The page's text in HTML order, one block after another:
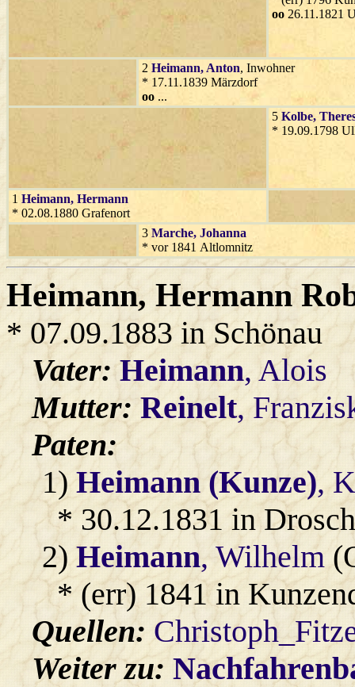
oo 26.11.1821
2 Heimann, Anton, Inwohner
* 17.11.1839 Märzdorf
oo ...
5 Kolbe,
* 19.09.1798
1 Heimann, Hermann
* 02.08.1880 Grafenort
3 Marche, Johanna
* vor 1841 Altlomnitz
Heimann, Hermann
* 07.09.1883 in Schönau
Vater:Heimann, Alois
Mutter: Reinelt,
Paten:
1)Heimann (Kunze),
* 30.12.1831 in
2)Heimann, Wilhelm
* (err) 1841 in
Quellen:
Weiter zu: